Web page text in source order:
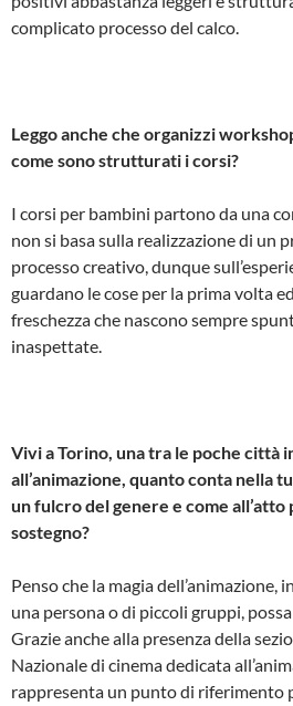
complicato processo del calco.
Leggo anche che organizzi
come sono strutturati i corsi?
I corsi per bambini partono da una
non si basa sulla realizzazione di un
processo creativo, dunque
guardano le cose per la prima volta
freschezza che nascono sempre
inaspettate.
Vivi a Torino, una tra le poche città
all’animazione, quanto conta nella
un fulcro del genere e come
sostegno?
Penso che la magia dell’animazione,
una persona o di piccoli gruppi,
Grazie anche alla presenza della
Nazionale di cinema dedicata
rappresenta un punto di riferimento